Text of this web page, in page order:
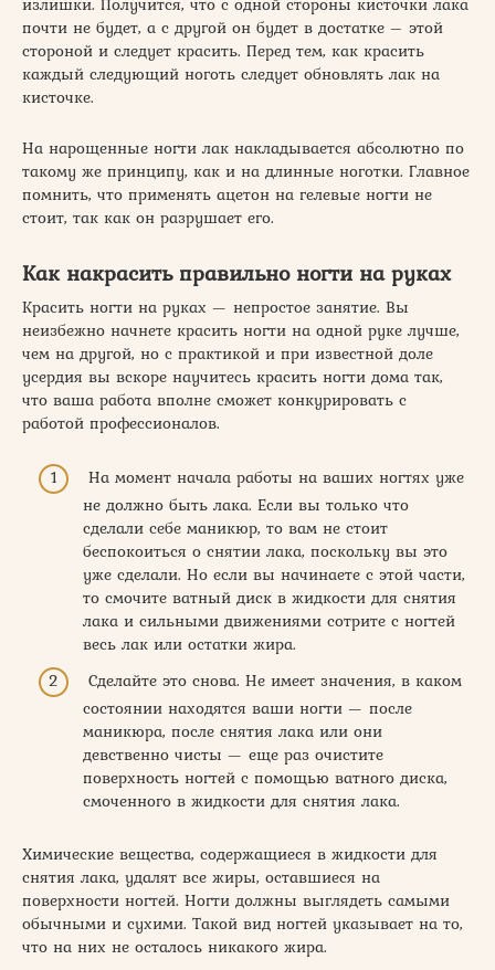
почти не будет, а с другой он будет в достатке – этой
стороной и следует красить. Перед тем, как красить
каждый следующий ноготь следует обновлять лак на
кисточке.
На нарощенные ногти лак накладывается абсолютно по
такому же принципу, как и на длинные ноготки. Главное
помнить, что применять ацетон на гелевые ногти не
стоит, так как он разрушает его.
Как накрасить правильно ногти на руках
Красить ногти на руках — непростое занятие. Вы
неизбежно начнете красить ногти на одной руке лучше,
чем на другой, но с практикой и при известной доле
усердия вы вскоре научитесь красить ногти дома так,
что ваша работа вполне сможет конкурировать с
работой профессионалов.
На момент начала работы на ваших ногтях уже
не должно быть лака. Если вы только что
сделали себе маникюр, то вам не стоит
беспокоиться о снятии лака, поскольку вы это
уже сделали. Но если вы начинаете с этой части,
то смочите ватный диск в жидкости для снятия
лака и сильными движениями сотрите с ногтей
весь лак или остатки жира.
Сделайте это снова. Не имеет значения, в каком
состоянии находятся ваши ногти — после
маникюра, после снятия лака или они
девственно чисты — еще раз очистите
поверхность ногтей с помощью ватного диска,
смоченного в жидкости для снятия лака.
Химические вещества, содержащиеся в жидкости для
снятия лака, удалят все жиры, оставшиеся на
поверхности ногтей. Ногти должны выглядеть самыми
обычными и сухими. Такой вид ногтей указывает на то,
что на них не осталось никакого жира.